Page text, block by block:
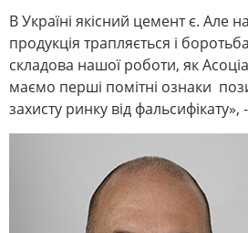
В Україні якісний цемент є. Але
продукція трапляється і
складова нашої роботи, як
маємо перші помітні ознаки
захисту ринку від